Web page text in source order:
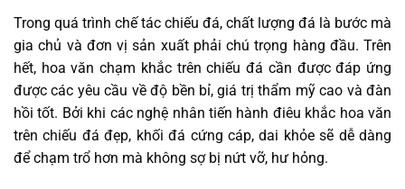
Trong quá trình chế tác chiếu đá, chất lượng đá là bước mà
gia chủ và đơn vị sản xuất phải chú trọng hàng đầu. Trên
hết, hoa văn chạm khắc trên chiếu đá cần được đáp ứng
được các yêu cầu về độ bền bỉ, giá trị thẩm mỹ cao và đàn
hồi tốt. Bởi khi các nghệ nhân tiến hành điêu khắc hoa văn
trên chiếu đá đẹp, khối đá cứng cáp, dai khỏe sẽ dễ dàng
để chạm trổ hơn mà không sợ bị nứt vỡ, hư hỏng.